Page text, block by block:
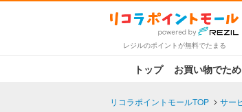
レジルのポイントが無料でたまる
トップ お買い物でた
リコラポイントモールTOP サー